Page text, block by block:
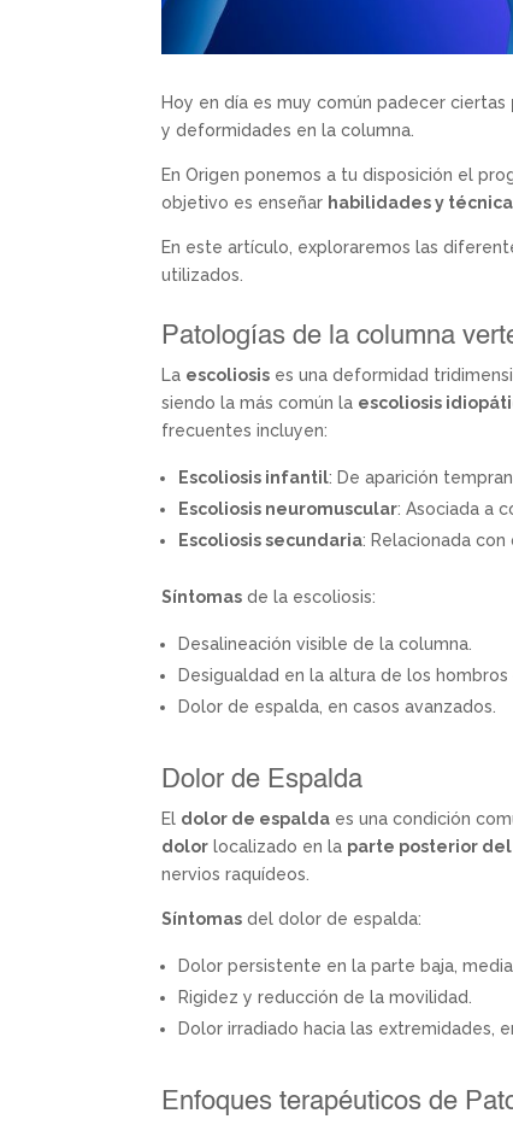
Hoy en día es muy común padecer ciertas
y deformidades en la columna.
En Origen ponemos a tu disposición el
objetivo es enseñar habilidades y
En este artículo, exploraremos las
utilizados.
Patologías de la columna
La escoliosis es una deformidad
siendo la más común la escoliosis
frecuentes incluyen:
Escoliosis infantil: De aparición
Escoliosis neuromuscular: Asociada a
Escoliosis secundaria: Relacionada
Síntomas de la escoliosis:
Desalineación visible de la columna.
Desigualdad en la altura de los hombros
Dolor de espalda, en casos avanzados.
Dolor de Espalda
El dolor de espalda es una condición
dolor localizado en la parte posterior
nervios raquídeos.
Síntomas del dolor de espalda:
Dolor persistente en la parte baja,
Rigidez y reducción de la movilidad.
Dolor irradiado hacia las extremidades,
Enfoques terapéuticos de